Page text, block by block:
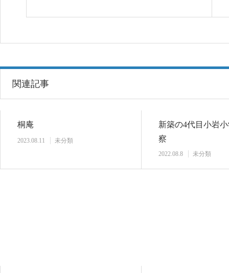
関連記事
桐庵
2023.08.11 未分類
新築の4代目小岩
察
2022.08.8 未分類